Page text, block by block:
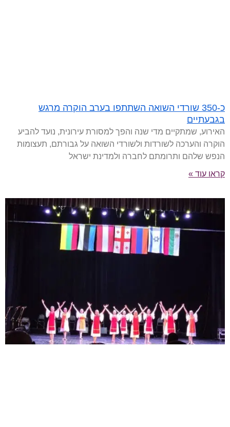
כ-350 שורדי השואה השתתפו בערב הוקרה מרגש
בגבעתיים
האירוע, שמתקיים מדי שנה והפך למסורת עירונית, נועד להביע
הוקרה והערכה לשורדות ולשורדי השואה על גבורתם, תעצומות
הנפש שלהם ותרומתם לחברה ולמדינת ישראל
קראו עוד »